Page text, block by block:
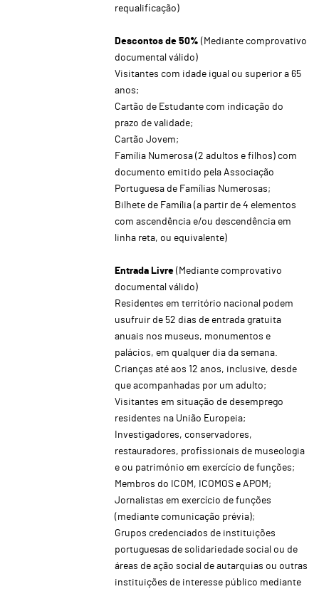
requalificação)
Descontos de 50%(Mediante comprovativo
documental válido)
Visitantes com idade igual ou superior a 65
anos;
Cartão de Estudante com indicação do
prazo de validade;
Cartão Jovem;
Família Numerosa (2 adultos e filhos) com
documento emitido pela Associação
Portuguesa de Famílias Numerosas;
Bilhete de Família (a partir de 4 elementos
com ascendência e/ou descendência em
linha reta, ou equivalente)
Entrada Livre(Mediante comprovativo
documental válido)
Residentes em território nacional podem
usufruir de 52 dias de entrada gratuita
anuais nos museus, monumentos e
palácios, em qualquer dia da semana.
Crianças até aos 12 anos, inclusive, desde
que acompanhadas por um adulto;
Visitantes em situação de desemprego
residentes na União Europeia;
Investigadores, conservadores,
restauradores, profissionais de museologia
e ou património em exercício de funções;
Membros do ICOM, ICOMOS e APOM;
Jornalistas em exercício de funções
(mediante comunicação prévia);
Grupos credenciados de instituições
portuguesas de solidariedade social ou de
áreas de ação social de autarquias ou outras
instituições de interesse público mediante